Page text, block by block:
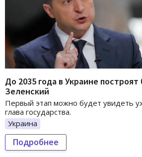
До 2035 года в Украине
Зеленский
Первый этап можно будет увидеть
глава государства.
Украина
Подробнее